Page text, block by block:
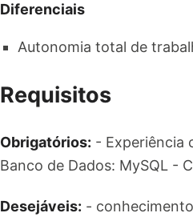
Diferenciais
Autonomia total de
Requisitos
Obrigatórios: - Experiência
Banco de Dados: MySQL -
Desejáveis: -